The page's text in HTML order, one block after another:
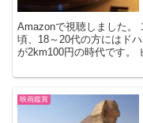
Amazonで視聴しました。
頃、18～20代の方にはド
が2km100円の時代です。
映画鑑賞